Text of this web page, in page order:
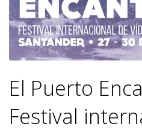
Contacto
Entrar
Crear Cuenta
El Puerto
Festival